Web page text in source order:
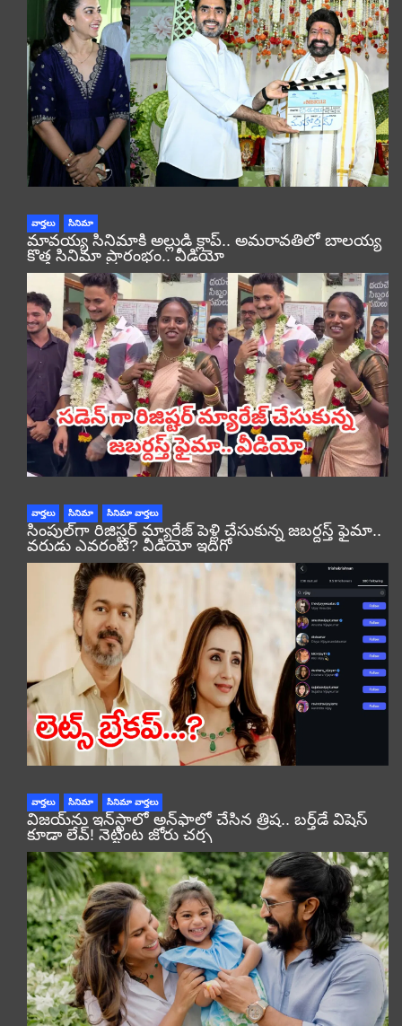
వార్తలు సినిమా
మావయ్య సినిమాకి అల్లుడి క్లాప్.. అమరావతిలో బాలయ్య
కొత్త సినిమా ప్రారంభం.. వీడియో
వార్తలు సినిమా సినిమా వార్తలు
సింపుల్‌గా రిజిస్టర్‌ మ్యారేజ్ పెళ్లి చేసుకున్న జబర్దస్త్ ఫైమా..
వరుడు ఎవరంటే? వీడియో ఇదిగో
వార్తలు సినిమా సినిమా వార్తలు
విజయ్‌ను ఇన్‌స్టాలో అన్‌ఫాలో చేసిన త్రిష.. బర్త్‌డే విషెస్
కూడా లేవ్! నెట్టింట జోరు చర్చ